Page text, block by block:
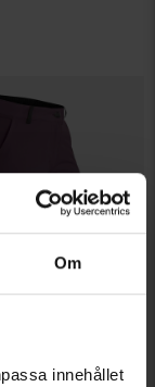
Om
innehållet
Helags Dam